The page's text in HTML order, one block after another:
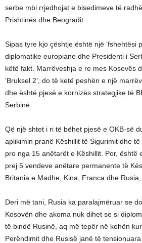
serbe mbi rrjedhojat e bisedimeve të
Prishtinës dhe Beogradit.
Sipas tyre kjo çështje është një ‘fshehtësi
diplomatike europiane dhe Presidenti i
këtë fakt. Marrëveshja e re mes Kosovës
‘Bruksel 2’, do të ketë peshën e një
dhe është pjesë e kornizës strategjike të
Serbinë.
Që një shtet i ri të bëhet pjesë e OKB-së
aplikimin pranë Këshillit të Sigurimit dhe
pro nga 15 anëtarët e Këshillit. Por, është
prej 5 vendeve anëtare permanente të
Britania e Madhe, Kina, Franca dhe
Deri më tani, Rusia ka paralajmëruar se
Kosovën dhe akoma nuk dihet se si
të bindë Rusinë, aq më tepër në kohën
Perëndimit dhe Rusisë janë të